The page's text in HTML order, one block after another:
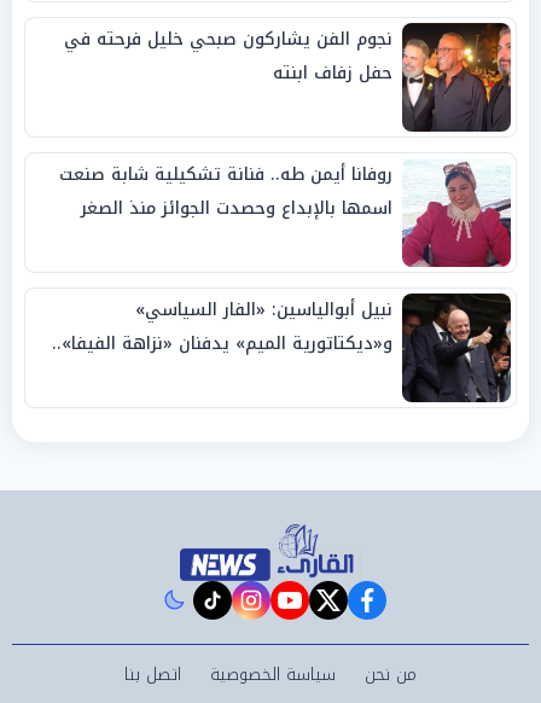
نجوم الفن يشاركون صبحي خليل فرحته في
حفل زفاف ابنته
روفانا أيمن طه.. فنانة تشكيلية شابة صنعت
اسمها بالإبداع وحصدت الجوائز منذ الصغر
نبيل أبوالياسين: «الفار السياسي»
و«ديكتاتورية الميم» يدفنان «نزاهة الفيفا»..
facebook
twitter
youtube
instagram
tiktok
من نحن سياسة الخصوصية اتصل بنا